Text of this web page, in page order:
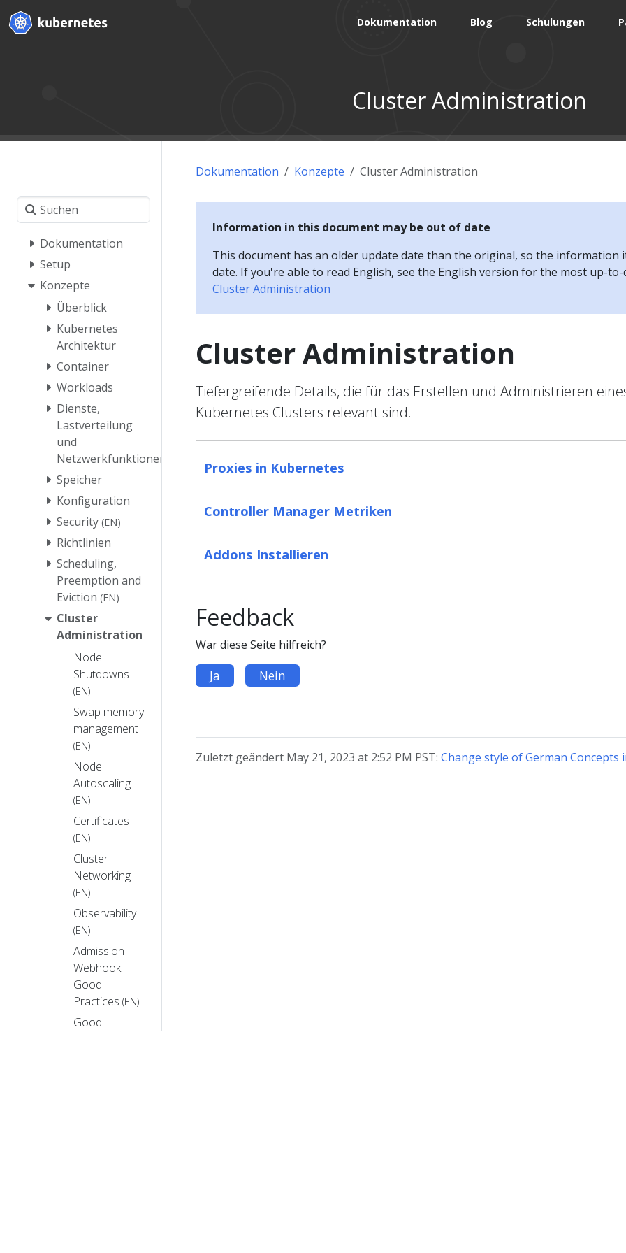
Dokumentation Blog Schulungen
Cluster Administration
Dokumentation
Setup
Konzepte
Überblick
Kubernetes
Architektur
Container
Workloads
Dienste,
Lastverteilung
und
Netzwerkfunktionen
Speicher
Konfiguration
Security (EN)
Richtlinien
Scheduling,
Preemption and
Eviction (EN)
Cluster
Administration
Node
Shutdowns
(EN)
Swap memory
management
(EN)
Node
Autoscaling
(EN)
Certificates
(EN)
Cluster
Networking
(EN)
Observability
(EN)
Admission
Webhook
Good
Practices (EN)
Good
Dokumentation Konzepte Cluster Administration
Information in this document may be out of date
This document has an older update date than the original, so the information
date. If you're able to read English, see the English version for the most up-
Cluster Administration
Cluster Administration
Tiefergreifende Details, die für das Erstellen und Administrieren
Kubernetes Clusters relevant sind.
Proxies in Kubernetes
Controller Manager Metriken
Addons Installieren
Feedback
War diese Seite hilfreich?
Ja Nein
Zuletzt geändert May 21, 2023 at 2:52 PM PST: Change style of German Concepts